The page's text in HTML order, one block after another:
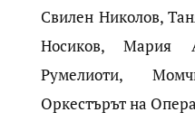
Свилен Николов,
Носиков, Мария
Румелиоти,
Оркестърът на